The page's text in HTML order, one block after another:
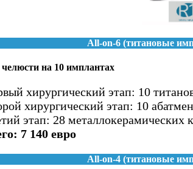
All-on-6 (титановые
челюсти на 10 имплантах
хирургический этап: 10
хирургический этап: 10
этап: 28 металлокерамических
7 140 евро
All-on-4 (титановые